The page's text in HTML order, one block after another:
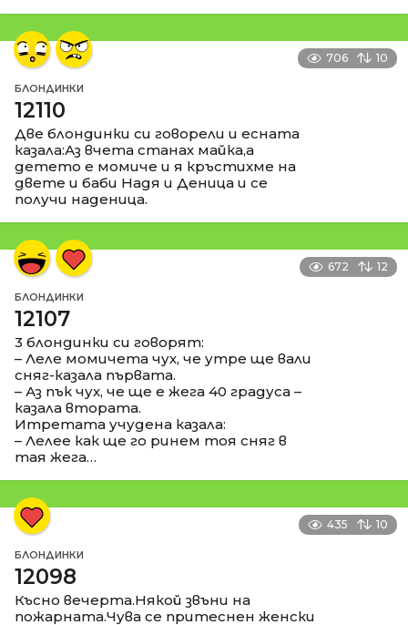
706 10
БЛОНДИНКИ
12110
Две блондинки си говорели и есната
казала:Аз вчета станах майка,а
детето е момиче и я кръстихме на
двете и баби Надя и Деница и се
получи наденица.
672 12
БЛОНДИНКИ
12107
3 блондинки си говорят:
– Леле момичета чух, че утре ще вали
сняг-казала първата.
– Аз пък чух, че ще е жега 40 градуса –
казала втората.
Итретата учудена казала:
– Лелее как ще го ринем тоя сняг в
тая жега…
435 10
БЛОНДИНКИ
12098
Късно вечерта.Някой звъни на
пожарната.Чува се притеснен женски